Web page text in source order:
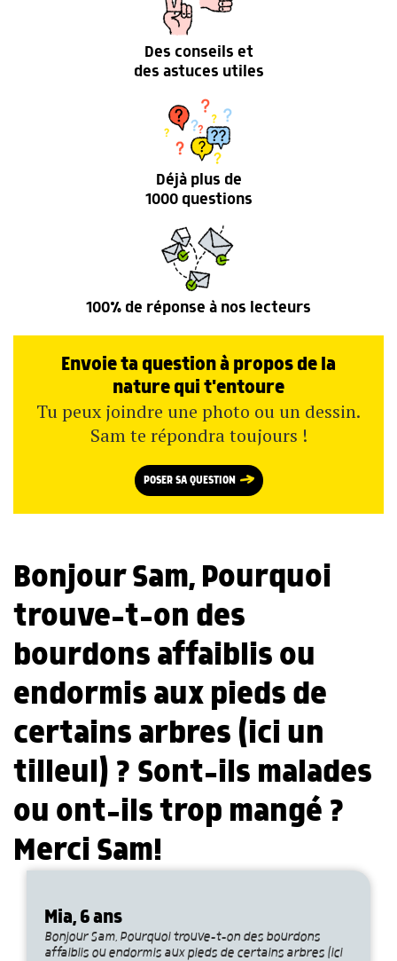
Des conseils et
des astuces utiles
Déjà plus de
1000 questions
100% de réponse à nos lecteurs
Envoie ta question à propos de la
nature qui t'entoure
Tu peux joindre une photo ou un dessin.
Sam te répondra toujours !
POSER SA QUESTION
Bonjour Sam, Pourquoi
trouve-t-on des
bourdons affaiblis ou
endormis aux pieds de
certains arbres (ici un
tilleul) ? Sont-ils malades
ou ont-ils trop mangé ?
Merci Sam!
Mia, 6 ans
Bonjour Sam, Pourquoi trouve-t-on des bourdons
affaiblis ou endormis aux pieds de certains arbres (ici